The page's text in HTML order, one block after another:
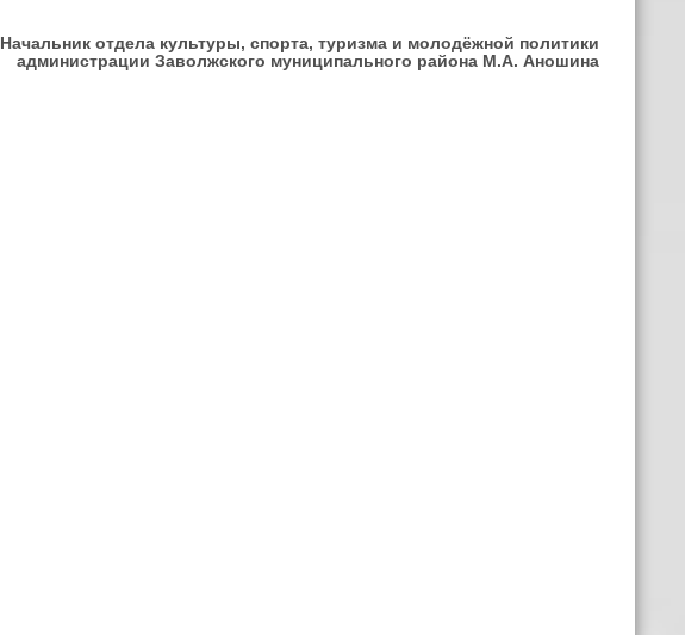
Начальник отдела культуры, спорта, туризма и молодёжной политики
администрации Заволжского муниципального района М.А. Аношина